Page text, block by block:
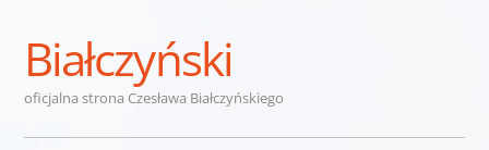
Białczyński
oficjalna strona Czesława Białczyńskiego